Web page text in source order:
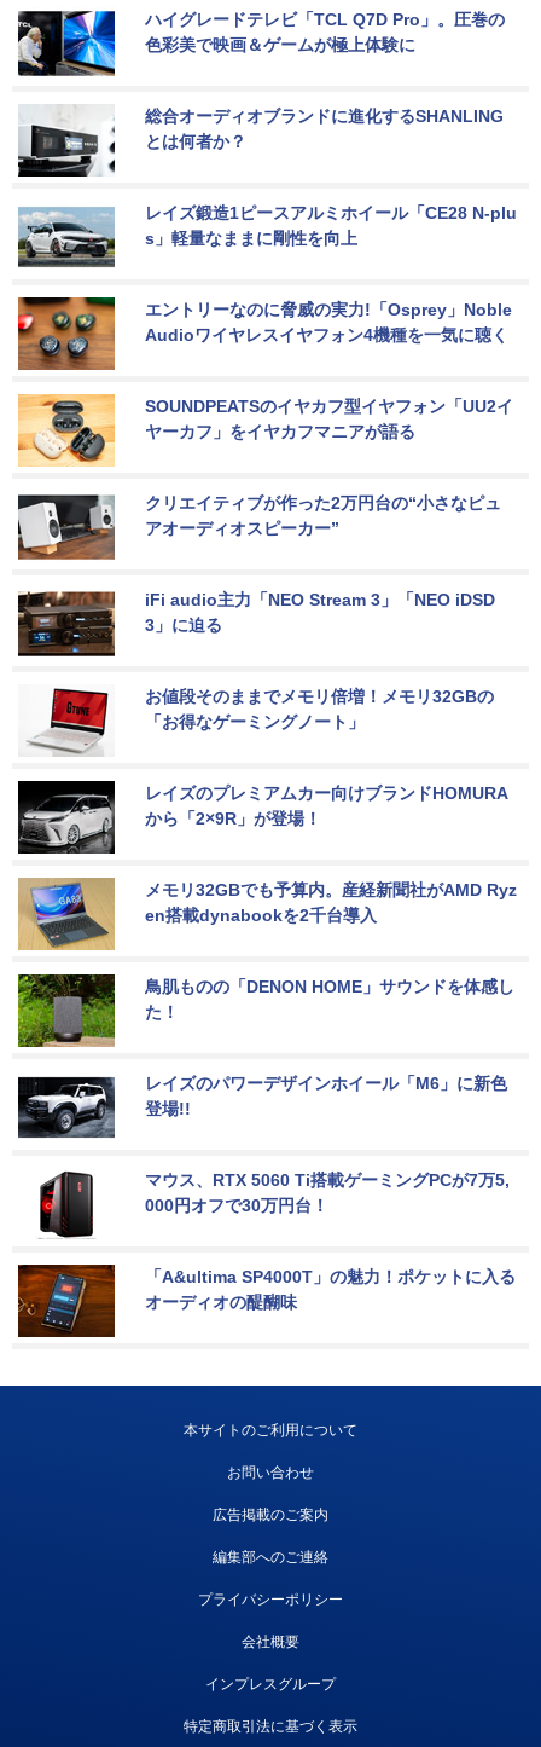
ハイグレードテレビ「TCL Q7D Pro」。圧巻の
色彩美で映画＆ゲームが極上体験に
総合オーディオブランドに進化するSHANLING
とは何者か？
レイズ鍛造1ピースアルミホイール「CE28 N-plu
s」軽量なままに剛性を向上
エントリーなのに脅威の実力!「Osprey」Noble
Audioワイヤレスイヤフォン4機種を一気に聴く
SOUNDPEATSのイヤカフ型イヤフォン「UU2イ
ヤーカフ」をイヤカフマニアが語る
クリエイティブが作った2万円台の“小さなピュ
アオーディオスピーカー”
iFi audio主力「NEO Stream 3」「NEO iDSD
3」に迫る
お値段そのままでメモリ倍増！メモリ32GBの
「お得なゲーミングノート」
レイズのプレミアムカー向けブランドHOMURA
から「2×9R」が登場！
メモリ32GBでも予算内。産経新聞社がAMD Ryz
en搭載dynabookを2千台導入
鳥肌ものの「DENON HOME」サウンドを体感し
た！
レイズのパワーデザインホイール「M6」に新色
登場!!
マウス、RTX 5060 Ti搭載ゲーミングPCが7万5,
000円オフで30万円台！
「A&ultima SP4000T」の魅力！ポケットに入る
オーディオの醍醐味
本サイトのご利用について
お問い合わせ
広告掲載のご案内
編集部へのご連絡
プライバシーポリシー
会社概要
インプレスグループ
特定商取引法に基づく表示